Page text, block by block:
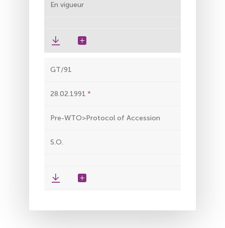
En vigueur
GT/91
28.02.1991
Pre-WTO>Protocol of Accession
S.O.